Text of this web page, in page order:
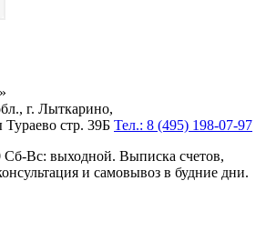
г. Лыткарино,
стр. 39Б Тел.: 8 (495) 198-07-97
Вс: выходной. Выписка счетов,
и самовывоз в будние дни.